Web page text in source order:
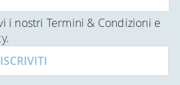
i nostri Termini & Condizioni e
.
ISCRIVITI